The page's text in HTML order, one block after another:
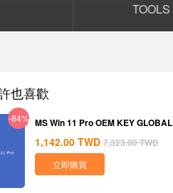
TOOLS
也喜歡
-84% MS Win 11 Pro OEM KEY GLOBAL
1,142.00 TWD 7,323.00TWD
立即購買